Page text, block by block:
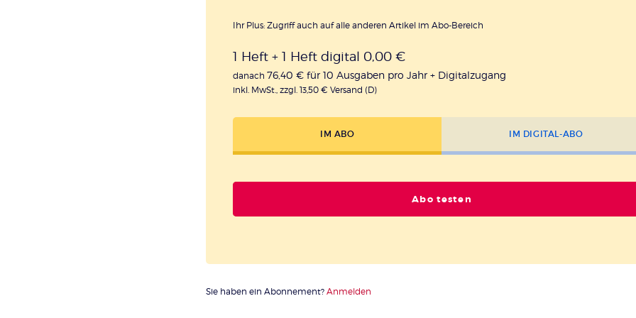
Ihr Plus: Zugriff auch auf alle anderen Artikel im Abo-Bereich
1 Heft + 1 Heft digital 0,00 €
danach76,40 € für 10 Ausgaben pro Jahr + Digitalzugang
inkl. MwSt., zzgl. 13,50 € Versand (D)
IM ABO IM DIGITAL-ABO
Abo testen
Sie haben ein Abonnement? Anmelden